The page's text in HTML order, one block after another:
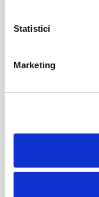
Statistici
Marketing